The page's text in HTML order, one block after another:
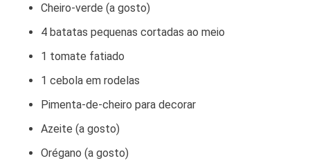
Cheiro-verde (a gosto)
4 batatas pequenas cortadas ao meio
1 tomate fatiado
1 cebola em rodelas
Pimenta-de-cheiro para decorar
Azeite (a gosto)
Orégano (a gosto)